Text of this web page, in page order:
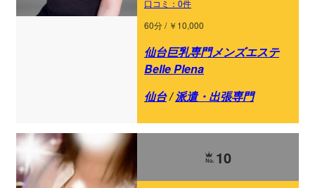
口コミ：0件
60分 / ￥10,000
仙台巨乳専門メンズエステ
Belle Plena
仙台/派遣・出張専門
10